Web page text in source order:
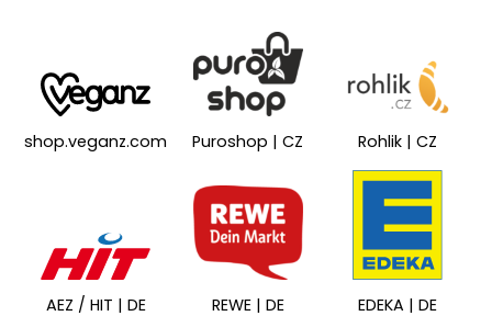
shop.veganz.com Puroshop | CZ Rohlik | CZ
AEZ / HIT | DE REWE | DE EDEKA | DE